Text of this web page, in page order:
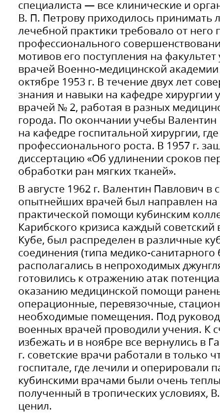
специалиста — все клинические и
В. П. Петрову приходилось принимать
лечебной практики требовало от него
профессионального
мотивов его поступления на
врачей Военно-медицинской
октябре 1953 г. В течение двух лет
знания и навыки на кафедре хирургии
врачей № 2, работая в разных
города. По окончании учебы
на кафедре госпитальной хирургии,
профессионального роста. В 1957 г.
диссертацию «Об удлинении сроков
обработки ран мягких тканей».
В августе 1962 г. Валентин Павлович в
опытнейших врачей был направлен на
практической помощи кубинским
Карибского кризиса каждый
Кубе, был распределен в различные
соединения (типа медико-
располагались в непроходимых
готовились к отражению атак
оказанию медицинской помощи
операционные, перевязочные,
необходимые помещения. Под
военных врачей проводили учения. К
избежать и в ноябре все вернулись в
г. советские врачи работали в только
госпитале, где лечили и оперировали
кубинскими врачами были очень
полученный в тропических условиях,
ценил.